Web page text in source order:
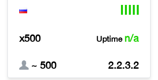
x500 Uptime n/a
~ 500 2.2.3.2